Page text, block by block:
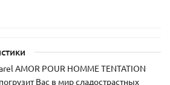
AMOR POUR HOMME TENTATION
Вас в мир сладострастных